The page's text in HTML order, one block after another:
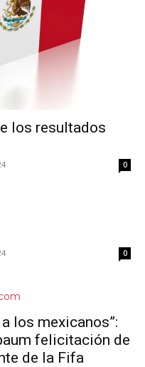
los resultados
0
0
los mexicanos”:
felicitación de
de la Fifa